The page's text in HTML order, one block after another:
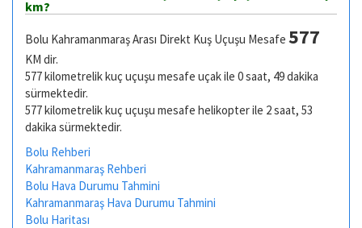
km?
Bolu Kahramanmaraş Arası Direkt Kuş Uçuşu Mesafe 577
KM dir.
577 kilometrelik kuç uçuşu mesafe uçak ile 0 saat, 49 dakika
sürmektedir.
577 kilometrelik kuç uçuşu mesafe helikopter ile 2 saat, 53
dakika sürmektedir.
Bolu Rehberi
Kahramanmaraş Rehberi
Bolu Hava Durumu Tahmini
Kahramanmaraş Hava Durumu Tahmini
Bolu Haritası